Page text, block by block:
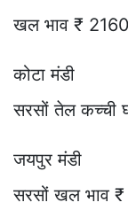
खल भाव ₹
कोटा मंडी
सरसों तेल कच्ची
जयपुर मंडी
सरसों खल भाव